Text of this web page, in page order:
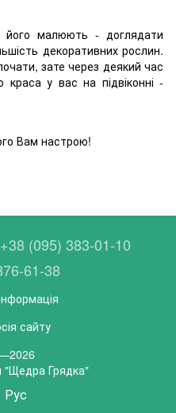
малюють - доглядати
декоративних рослин.
зате через деякий час
у вас на підвіконні -
Вам настрою!
+38 (095) 383-01-10
61-38
сайту
"Щедра Грядка"
Рус